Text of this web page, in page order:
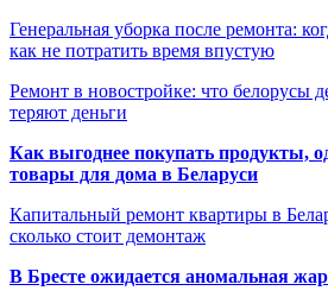
Генеральная уборка после ремонта:
как не потратить время впустую
Ремонт в новостройке: что белорусы
теряют деньги
Как выгоднее покупать продукты,
товары для дома в Беларуси
Капитальный ремонт квартиры в
сколько стоит демонтаж
В Бресте ожидается аномальная